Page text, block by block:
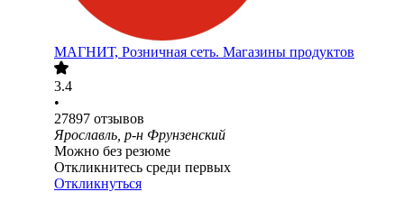
МАГНИТ, Розничная сеть. Магазины продуктов
3.4
•
27897 отзывов
Ярославль, р-н Фрунзенский
Можно без резюме
Откликнитесь среди первых
Откликнуться